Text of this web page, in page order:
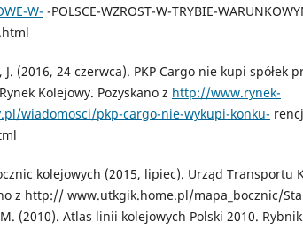
W- -POLSCE-WZROST-W-TRYBIE-
J. (2016, 24 czerwca). PKP Cargo nie kupi spółek
Kolejowy. Pozyskano z http://www.rynek-
wiadomosci/pkp-cargo-nie-wykupi-konku-
kolejowych (2015, lipiec). Urząd Transportu
z http:// www.utkgik.home.pl/mapa_bocznic/
(2010). Atlas linii kolejowych Polski 2010.